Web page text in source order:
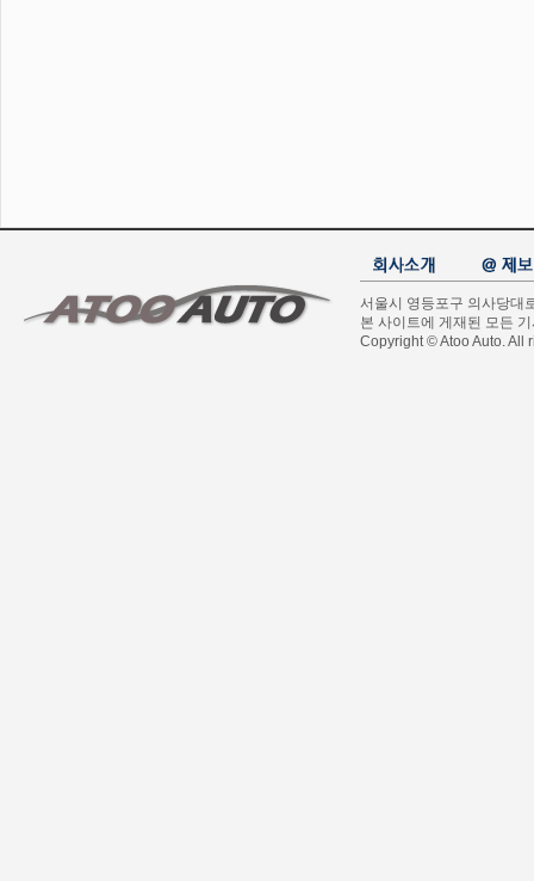
서울시 영등포구 의사당대
본 사이트에 게재된 모든
Copyright © Atoo Auto. All